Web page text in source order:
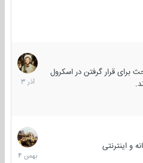
قرار گرفتن در اسکرول
7
آذر
1403
اینترنتی
30
بهمن
1404